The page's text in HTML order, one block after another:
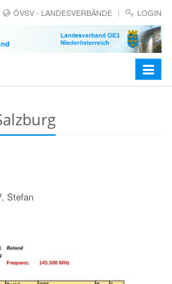
ÖVSV - LANDESVERBÄNDE LOGIN
Toggle
Stefan